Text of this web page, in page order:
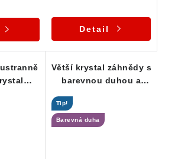
Detail
Větší krystal záhnědy s
barevnou duhou a
Tip!
Barevná duha